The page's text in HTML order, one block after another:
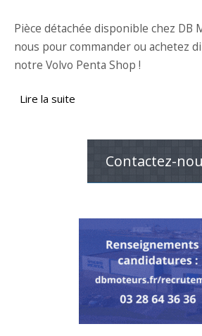
Pièce détachée disponible chez DB
nous pour commander ou achetez
notre Volvo Penta Shop !
Lire la suite
Contactez-